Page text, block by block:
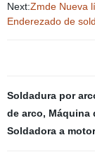
Next:Zmde Nueva
Enderezado de
Soldadura por
de arco, Máquina
Soldadora a motor